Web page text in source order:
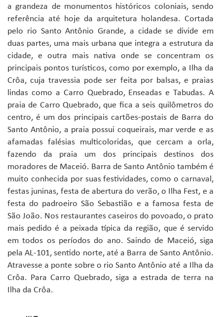
a grandeza de monumentos históricos coloniais, sendo
referência até hoje da arquitetura holandesa. Cortada
pelo rio Santo Antônio Grande, a cidade se divide em
duas partes, uma mais urbana que integra a estrutura da
cidade, e outra mais nativa onde se concentram os
principais pontos turísticos, como por exemplo, a Ilha da
Crôa, cuja travessia pode ser feita por balsas, e praias
lindas como a Carro Quebrado, Enseadas e Tabudas. A
praia de Carro Quebrado, que fica a seis quilômetros do
centro, é um dos principais cartões-postais de Barra do
Santo Antônio, a praia possui coqueirais, mar verde e as
afamadas falésias multicoloridas, que cercam a orla,
fazendo da praia um dos principais destinos dos
moradores de Maceió. Barra de Santo Antônio também é
muito conhecida por suas festividades, como o carnaval,
festas juninas, festa de abertura do verão, o Ilha Fest, e a
festa do padroeiro São Sebastião e a famosa festa de
São João. Nos restaurantes caseiros do povoado, o prato
mais pedido é a peixada típica da região, que é servido
em todos os períodos do ano. Saindo de Maceió, siga
pela AL-101, sentido norte, até a Barra de Santo Antônio.
Atravesse a ponte sobre o rio Santo Antônio até a Ilha da
Crôa. Para Carro Quebrado, siga a estrada de terra na
Ilha da Crôa.